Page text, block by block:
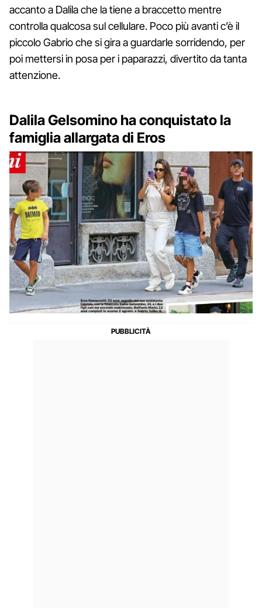
accanto a Dalila che la tiene a braccetto mentre
controlla qualcosa sul cellulare. Poco più avanti c’è il
piccolo Gabrio che si gira a guardarle sorridendo, per
poi mettersi in posa per i paparazzi, divertito da tanta
attenzione.
Dalila Gelsomino ha conquistato la
famiglia allargata di Eros